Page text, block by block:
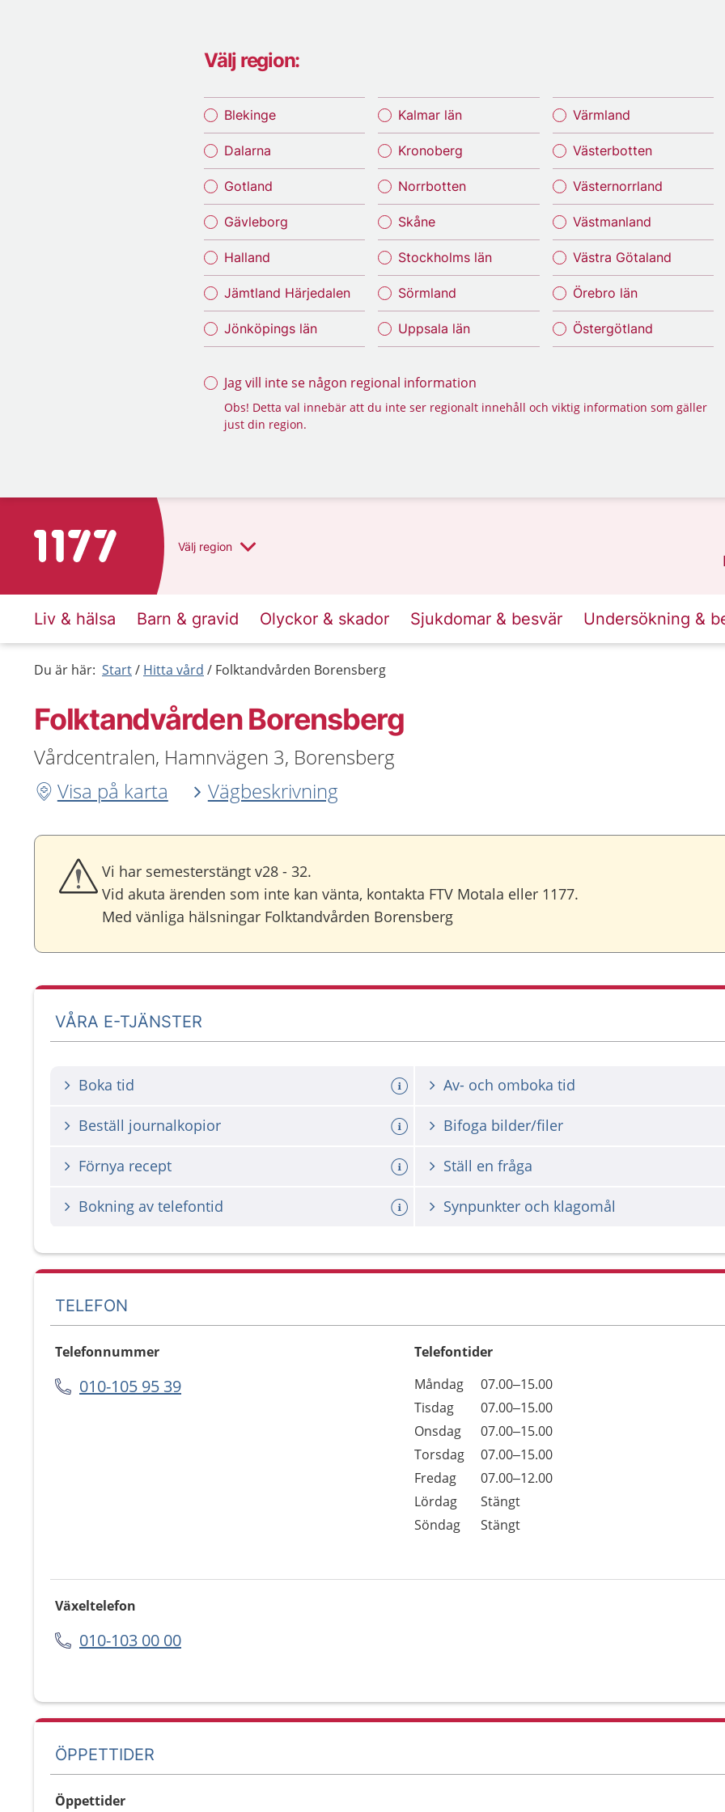
Välj region:
Blekinge
Dalarna
Gotland
Gävleborg
Halland
Jämtland Härjedalen
Jönköpings län
Kalmar län
Kronoberg
Norrbotten
Skåne
Stockholms län
Sörmland
Uppsala län
Värmland
Västerbotten
Västernorrland
Västmanland
Västra Götaland
Örebro län
Östergötland
Jag vill inte se någon regional information
Obs! Detta val innebär att du inte ser regionalt innehåll och viktig information som gäller
just din region.
Till startsidan för 1177 Välj region
Liv & hälsa Barn & gravid Olyckor & skador Sjukdomar & besvär Undersökning &
Du är här: Start Hitta vård Folktandvården Borensberg
Folktandvården Borensberg
Vårdcentralen, Hamnvägen 3, Borensberg
Visa på karta
Vägbeskrivning
Vi har semesterstängt v28 - 32.
Vid akuta ärenden som inte kan vänta, kontakta FTV Motala eller 1177.
Med vänliga hälsningar Folktandvården Borensberg
VÅRA E-TJÄNSTER
Boka tid Av- och omboka tid
Beställ journalkopior Bifoga bilder/filer
Förnya recept Ställ en fråga
Bokning av telefontid Synpunkter och klagomål
TELEFON
Telefonnummer
010-105 95 39
Telefontider
Dag
Öppettider
Kommentarer
Måndag
07.00–15.00
Tisdag
07.00–15.00
Onsdag
07.00–15.00
Torsdag
07.00–15.00
Fredag
07.00–12.00
Lördag
Stängt
Söndag
Stängt
Växeltelefon
010-103 00 00
ÖPPETTIDER
Öppettider